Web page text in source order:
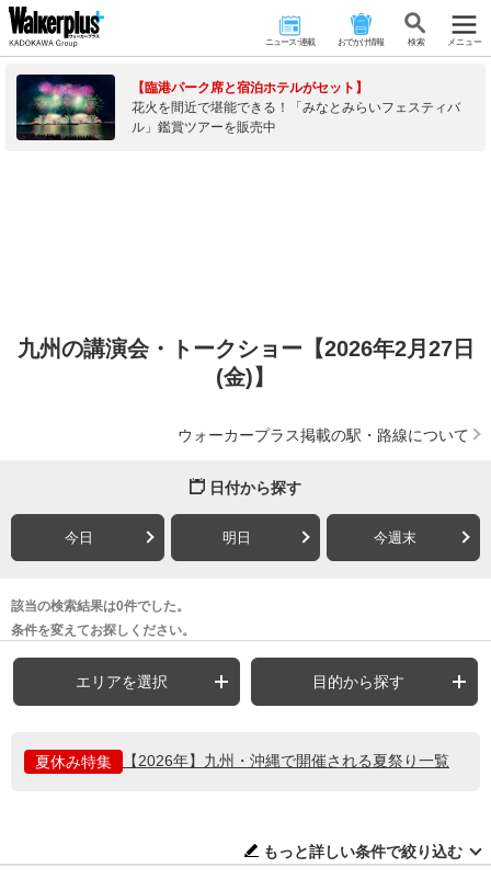
ニュース･連載 おでかけ情報 検 索 メニュー
【臨港パーク席と宿泊ホテルがセット】
花火を間近で堪能できる！「みなとみらいフェスティバ
ル」鑑賞ツアーを販売中
九州の講演会・トークショー【2026年2月27日
(金)】
ウォーカープラス掲載の駅・路線について
日付から探す
今日 明日 今週末
該当の検索結果は0件でした。
条件を変えてお探しください。
エリアを選択 目的から探す
夏休み特集 【2026年】九州・沖縄で開催される夏祭り一覧
もっと詳しい条件で絞り込む